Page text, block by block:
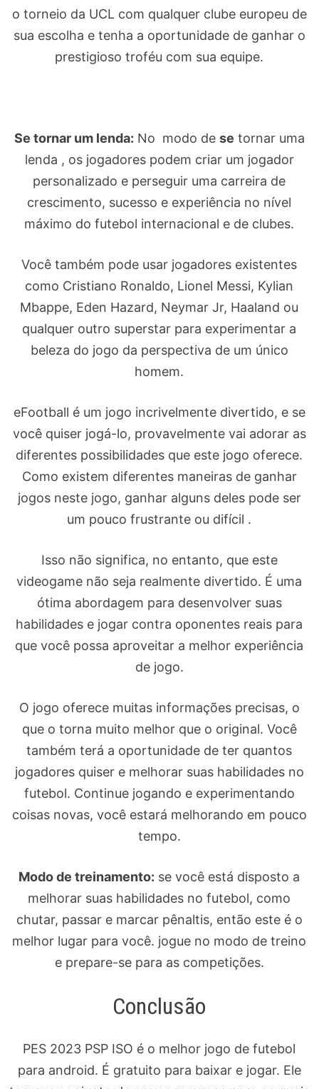
o torneio da UCL com qualquer clube europeu de
sua escolha e tenha a oportunidade de ganhar o
prestigioso troféu com sua equipe.
Se tornar um lenda: No modo de se tornar uma
lenda , os jogadores podem criar um jogador
personalizado e perseguir uma carreira de
crescimento, sucesso e experiência no nível
máximo do futebol internacional e de clubes.
Você também pode usar jogadores existentes
como Cristiano Ronaldo, Lionel Messi, Kylian
Mbappe, Eden Hazard, Neymar Jr, Haaland ou
qualquer outro superstar para experimentar a
beleza do jogo da perspectiva de um único
homem.
eFootball é um jogo incrivelmente divertido, e se
você quiser jogá-lo, provavelmente vai adorar as
diferentes possibilidades que este jogo oferece.
Como existem diferentes maneiras de ganhar
jogos neste jogo, ganhar alguns deles pode ser
um pouco frustrante ou difícil .
Isso não significa, no entanto, que este
videogame não seja realmente divertido. É uma
ótima abordagem para desenvolver suas
habilidades e jogar contra oponentes reais para
que você possa aproveitar a melhor experiência
de jogo.
O jogo oferece muitas informações precisas, o
que o torna muito melhor que o original. Você
também terá a oportunidade de ter quantos
jogadores quiser e melhorar suas habilidades no
futebol. Continue jogando e experimentando
coisas novas, você estará melhorando em pouco
tempo.
Modo de treinamento: se você está disposto a
melhorar suas habilidades no futebol, como
chutar, passar e marcar pênaltis, então este é o
melhor lugar para você. jogue no modo de treino
e prepare-se para as competições.
Conclusão
PES 2023 PSP ISO é o melhor jogo de futebol
para android. É gratuito para baixar e jogar. Ele